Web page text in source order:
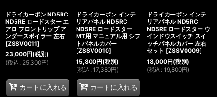
ドライカーボン ND5RC
ND5RE ロードスター エ
アロ フロントリップ ア
ンダースポイラー 左右
[ZSSV0011]
23,000円(税別)
(税込 : 25,300円)
カートに入れる
ドライカーボン インテ
リアパネル ND5RC
ND5RE ロードスター
MT用 マニュアル用 シフ
トパネルカバー
[ZSSV0010]
15,800円(税別)
(税込 : 17,380円)
カートに入れる
ドライカーボン インテ
リアパネル ND5RC
ND5RE ロードスター ウ
インドウスイッチ スイ
ッチパネルカバー 左右
セット [ZSSV0009]
18,000円(税別)
(税込 : 19,800円)